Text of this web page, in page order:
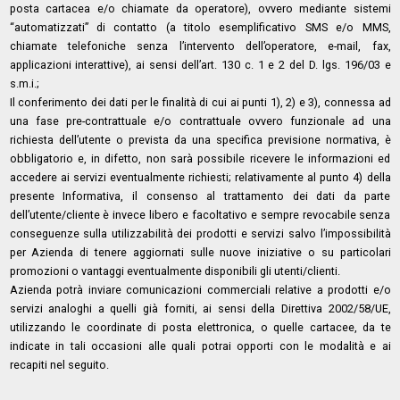
posta cartacea e/o chiamate da operatore), ovvero mediante sistemi
“automatizzati” di contatto (a titolo esemplificativo SMS e/o MMS,
chiamate telefoniche senza l’intervento dell’operatore, e-mail, fax,
applicazioni interattive), ai sensi dell’art. 130 c. 1 e 2 del D. lgs. 196/03 e
s.m.i.;
Il conferimento dei dati per le finalità di cui ai punti 1), 2) e 3), connessa ad
una fase pre-contrattuale e/o contrattuale ovvero funzionale ad una
richiesta dell’utente o prevista da una specifica previsione normativa, è
obbligatorio e, in difetto, non sarà possibile ricevere le informazioni ed
accedere ai servizi eventualmente richiesti; relativamente al punto 4) della
presente Informativa, il consenso al trattamento dei dati da parte
dell’utente/cliente è invece libero e facoltativo e sempre revocabile senza
conseguenze sulla utilizzabilità dei prodotti e servizi salvo l’impossibilità
per Azienda di tenere aggiornati sulle nuove iniziative o su particolari
promozioni o vantaggi eventualmente disponibili gli utenti/clienti.
Azienda potrà inviare comunicazioni commerciali relative a prodotti e/o
servizi analoghi a quelli già forniti, ai sensi della Direttiva 2002/58/UE,
utilizzando le coordinate di posta elettronica, o quelle cartacee, da te
indicate in tali occasioni alle quali potrai opporti con le modalità e ai
recapiti nel seguito.